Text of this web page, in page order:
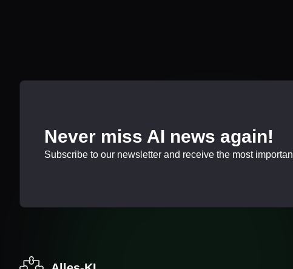
Never miss AI news again!
Subscribe to our newsletter and receive the most